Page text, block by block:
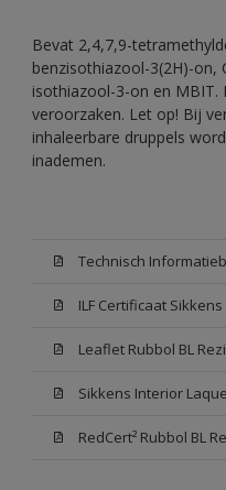
Bevat 2,4,7,9-
benzisothiazool-3(2H)-on,
isothiazool-3-on en MBIT.
veroorzaken. Let op! Bij
inhaleerbare druppels
inademen.
Leaflet Rubbol BL
RedCert² Rubbol BL